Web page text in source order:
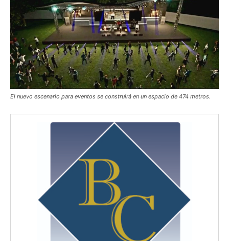
El nuevo escenario para eventos se construirá en un espacio de 474 metros.